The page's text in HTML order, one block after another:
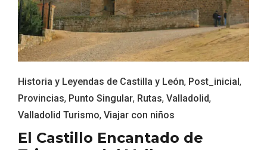
Historia y Leyendas de Castilla y León, Post_inicial,
Provincias, Punto Singular, Rutas, Valladolid,
Valladolid Turismo, Viajar con niños
El Castillo Encantado de
IV Edición del Festival de Narración Oral,